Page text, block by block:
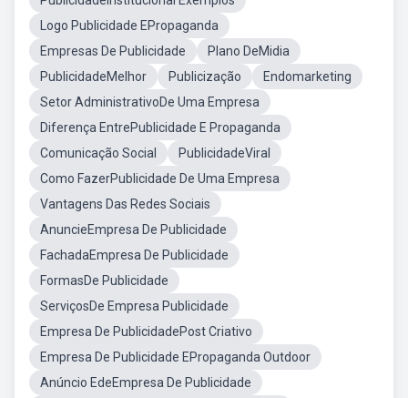
Logo Publicidade EPropaganda
Empresas De Publicidade
Plano DeMidia
PublicidadeMelhor
Publicização
Endomarketing
Setor AdministrativoDe Uma Empresa
Diferença EntrePublicidade E Propaganda
Comunicação Social
PublicidadeViral
Como FazerPublicidade De Uma Empresa
Vantagens Das Redes Sociais
AnuncieEmpresa De Publicidade
FachadaEmpresa De Publicidade
FormasDe Publicidade
ServiçosDe Empresa Publicidade
Empresa De PublicidadePost Criativo
Empresa De Publicidade EPropaganda Outdoor
Anúncio EdeEmpresa De Publicidade